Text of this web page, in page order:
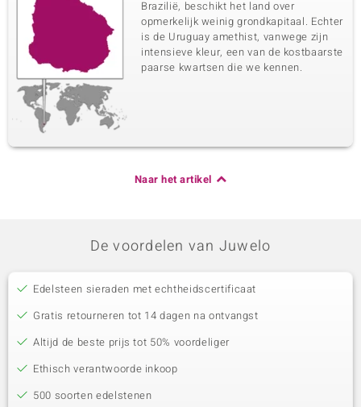
Brazilië, beschikt het land over
opmerkelijk weinig grondkapitaal. Echter
is de Uruguay amethist, vanwege zijn
intensieve kleur, een van de kostbaarste
paarse kwartsen die we kennen.
Naar het artikel
De voordelen van Juwelo
Edelsteen sieraden met echtheidscertificaat
Gratis retourneren tot 14 dagen na ontvangst
Altijd de beste prijs tot 50% voordeliger
Ethisch verantwoorde inkoop
500 soorten edelstenen